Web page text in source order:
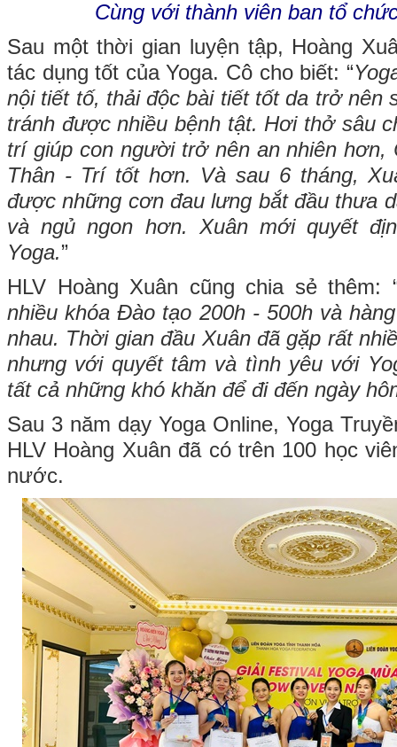
Cùng với thành viên ban tổ
Sau một thời gian luyện tập, Hoàng
tác dụng tốt của Yoga. Cô cho biết: “
nội tiết tố, thải độc bài tiết tốt da trở nên
tránh được nhiều bệnh tật. Hơi thở sâu
trí giúp con người trở nên an nhiên hơn,
Thân - Trí tốt hơn. Và sau 6 tháng,
được những cơn đau lưng bắt đầu thưa
và ngủ ngon hơn. Xuân mới quyết
Yoga.”
HLV Hoàng Xuân cũng chia sẻ thêm:
nhiều khóa Đào tạo 200h - 500h và
nhau. Thời gian đầu Xuân đã gặp rất
nhưng với quyết tâm và tình yêu với
tất cả những khó khăn để đi đến ngày
Sau 3 năm dạy Yoga Online, Yoga
HLV Hoàng Xuân đã có trên 100 học
nước.